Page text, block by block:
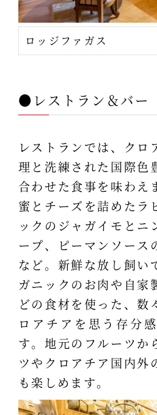
ロッジファガス
●レストラン＆バー
レストランでは、クロ
理と洗練された国際色
合わせた食事を味わえ
蜜とチーズを詰めたラ
ックのジャガイモとニ
ープ、ピーマンソース
など。新鮮な放し飼い
ガニックのお肉や自家
どの食材を使った、数
ロアチアを思う存分
す。地元のフルーツか
ツやクロアチア国内外
も楽しめます。